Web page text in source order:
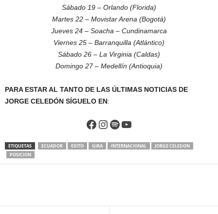
Sábado 19 – Orlando (Florida)
Martes 22 – Movistar Arena (Bogotá)
Jueves 24 – Soacha – Cundinamarca
Viernes 25 – Barranquilla (Atlántico)
Sábado 26 – La Virginia (Caldas)
Domingo 27 – Medellín (Antioquia)
PARA ESTAR AL TANTO DE LAS ÚLTIMAS NOTICIAS DE
JORGE CELEDÓN SÍGUELO EN:
Facebook
Instagram
Spotify
YouTube
ETIQUETAS ECUADOR EXITO GIRA INTERNACIONAL
JORGE CELEDON
POSICION